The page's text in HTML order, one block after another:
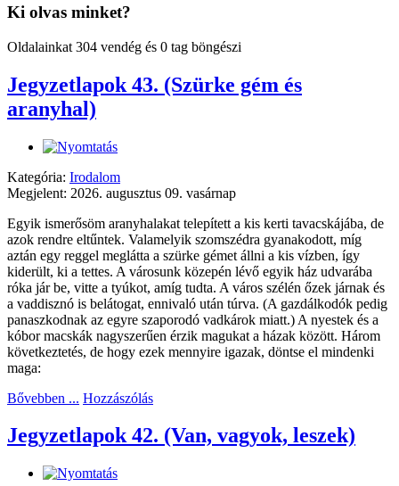
Ki olvas minket?
Oldalainkat 304 vendég és 0 tag böngészi
Jegyzetlapok 43. (Szürke gém és
aranyhal)
Kategória: Irodalom
Megjelent: 2026. augusztus 09. vasárnap
Egyik ismerősöm aranyhalakat telepített a kis kerti tavacskájába, de
azok rendre eltűntek. Valamelyik szomszédra gyanakodott, míg
aztán egy reggel meglátta a szürke gémet állni a kis vízben, így
kiderült, ki a tettes. A városunk közepén lévő egyik ház udvarába
róka jár be, vitte a tyúkot, amíg tudta. A város szélén őzek járnak és
a vaddisznó is belátogat, ennivaló után túrva. (A gazdálkodók pedig
panaszkodnak az egyre szaporodó vadkárok miatt.) A nyestek és a
kóbor macskák nagyszerűen érzik magukat a házak között. Három
következtetés, de hogy ezek mennyire igazak, döntse el mindenki
maga:
Bővebben ... Hozzászólás
Jegyzetlapok 42. (Van, vagyok, leszek)